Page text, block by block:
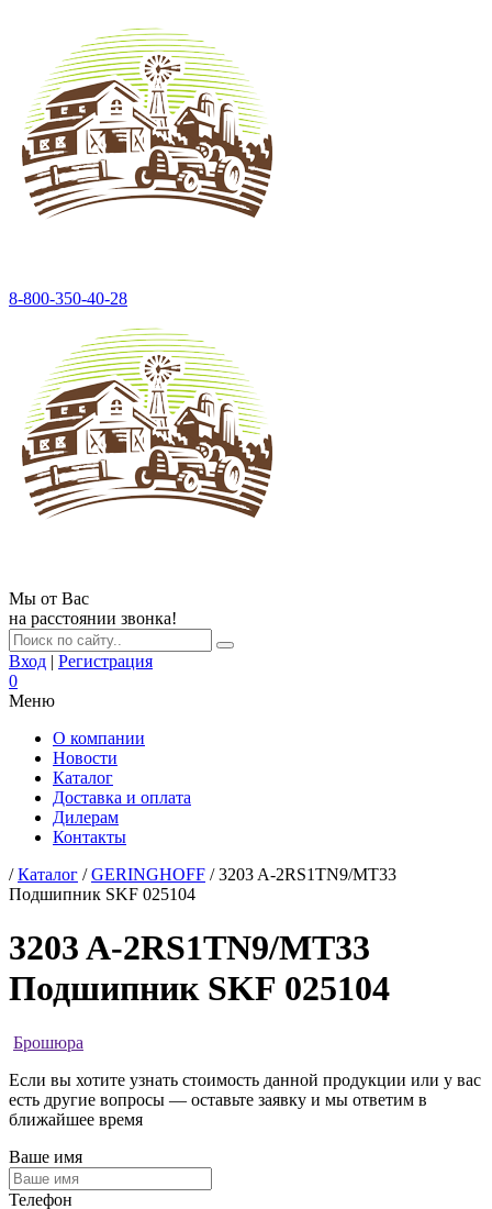
8-800-350-40-28
Мы от Вас
на расстоянии звонка!
Вход | Регистрация
0
Меню
О компании
Новости
Каталог
Доставка и оплата
Дилерам
Контакты
/Каталог /GERINGHOFF / 3203 A-2RS1TN9/MT33
Подшипник SKF 025104
3203 A-2RS1TN9/MT33
Подшипник SKF 025104
Брошюра
Если вы хотите узнать стоимость данной продукции или у вас
есть другие вопросы — оставьте заявку и мы ответим в
ближайшее время
Ваше имя
Телефон